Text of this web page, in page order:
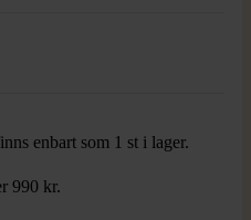
enbart som 1 st i lager.
990 kr.